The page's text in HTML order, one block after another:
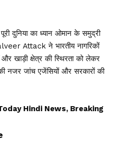
दुनिया का ध्यान ओमान के समुद्री
Attack ने भारतीय नागरिकों
और खाड़ी क्षेत्र की स्थिरता को लेकर
नजर जांच एजेंसियों और सरकारों की
Hindi News, Breaking